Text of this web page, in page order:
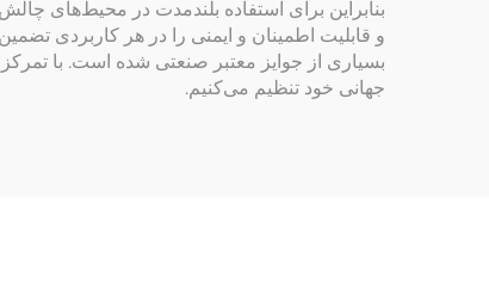
بسیاری از جوایز معتبر صنعتی شده است. با
جهانی خود تنظیم می‌کنیم.